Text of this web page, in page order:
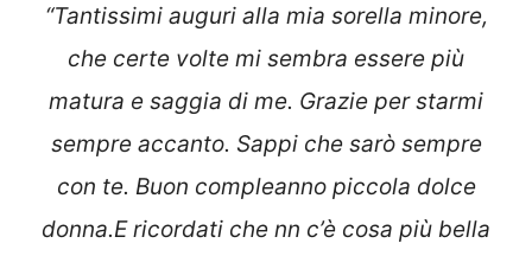
“Tantissimi auguri alla mia sorella minore,
che certe volte mi sembra essere più
matura e saggia di me. Grazie per starmi
sempre accanto. Sappi che sarò sempre
con te. Buon compleanno piccola dolce
donna.E ricordati che nn c’è cosa più bella